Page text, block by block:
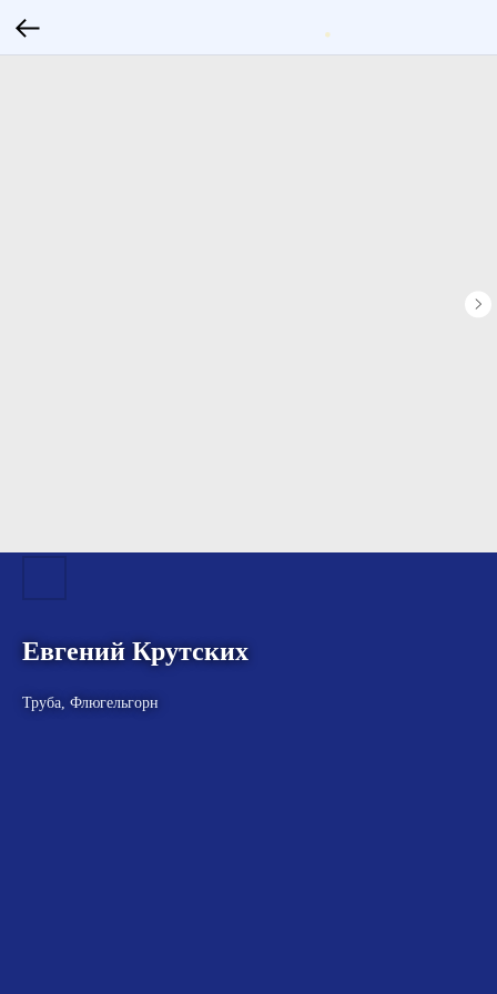
Евгений Крутских
Труба, Флюгельгорн